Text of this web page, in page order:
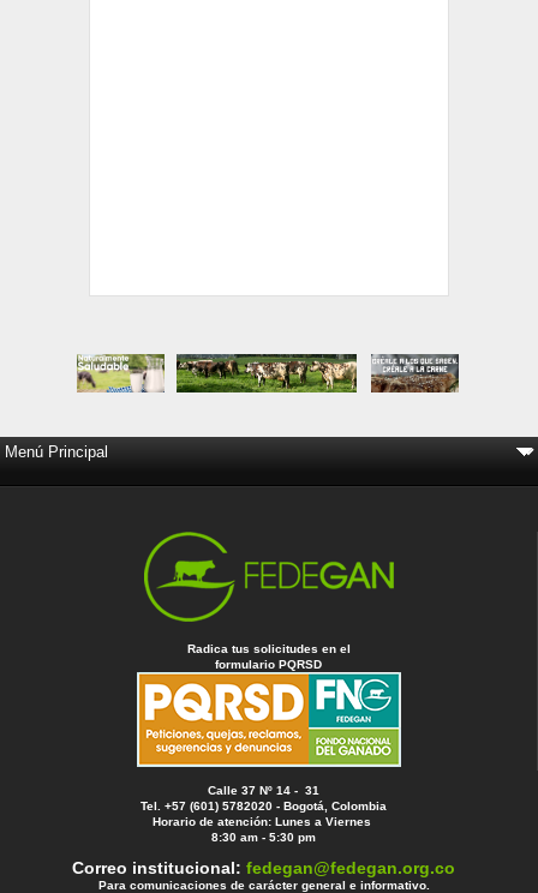
Radica tus solicitudes en el
formulario PQRSD
Calle 37 Nº 14 - 31
Tel. +57 (601) 5782020 - Bogotá, Colombia
Horario de atención: Lunes a Viernes
8:30 am - 5:30 pm
Correo institucional:fedegan@fedegan.org.co
Para comunicaciones de carácter general e informativo.